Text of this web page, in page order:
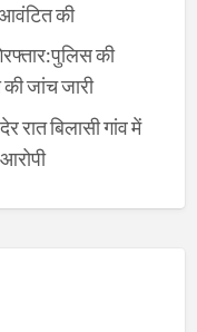
की
की
जांच जारी
रात बिलासी गांव में